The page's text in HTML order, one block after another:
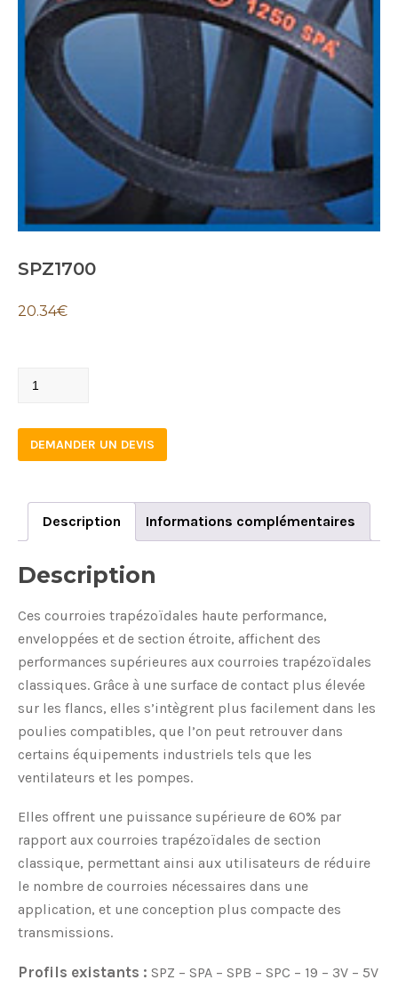
SPZ1700
20.34€
SPZ1700
DEMANDER UN DEVIS
Description Informations complémentaires
Description
Ces courroies trapézoïdales haute performance,
enveloppées et de section étroite, affichent des
performances supérieures aux courroies trapézoïdales
classiques. Grâce à une surface de contact plus élevée
sur les flancs, elles s’intègrent plus facilement dans les
poulies compatibles, que l’on peut retrouver dans
certains équipements industriels tels que les
ventilateurs et les pompes.
Elles offrent une puissance supérieure de 60% par
rapport aux courroies trapézoïdales de section
classique, permettant ainsi aux utilisateurs de réduire
le nombre de courroies nécessaires dans une
application, et une conception plus compacte des
transmissions.
Profils existants : SPZ – SPA – SPB – SPC – 19 – 3V – 5V